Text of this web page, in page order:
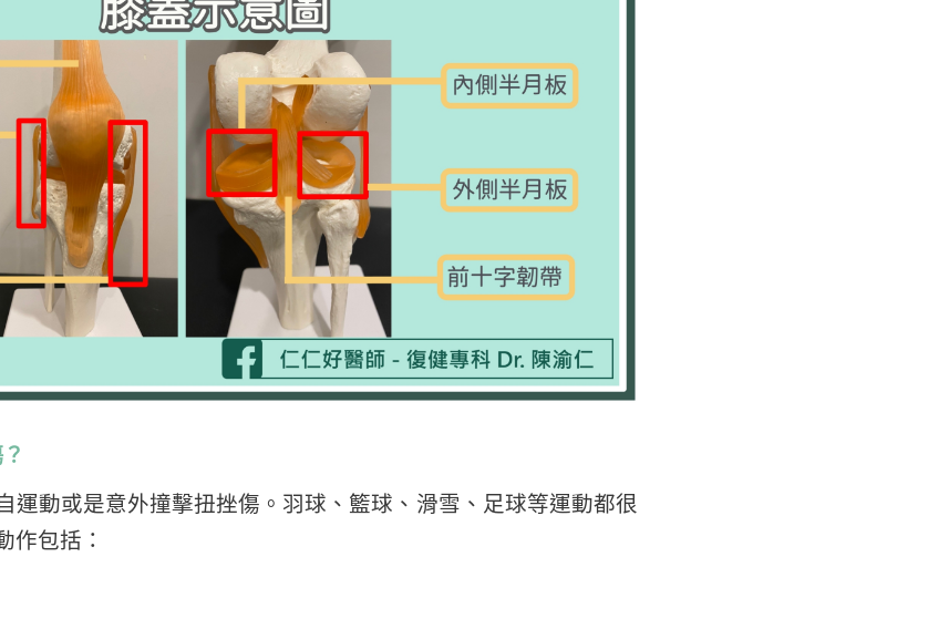
運動或是意外撞擊扭挫傷。羽球、籃球、滑雪、足球等運動都很
作包括：